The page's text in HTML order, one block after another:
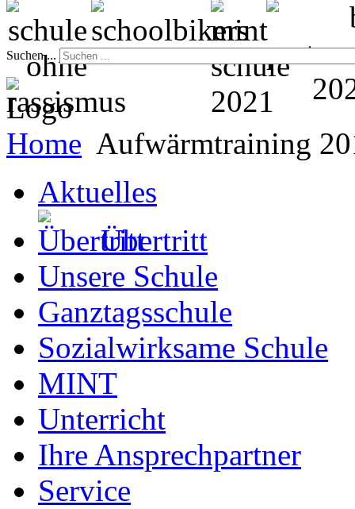
Suchen ...
Home Aufwärmtraining
Aktuelles
Übertritt
Unsere Schule
Ganztagsschule
Sozialwirksame Schule
MINT
Unterricht
Ihre Ansprechpartner
Service